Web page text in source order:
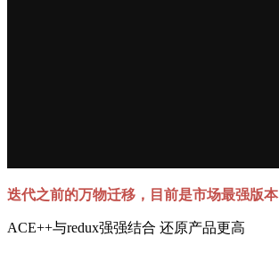
迭代之前的万物迁移，目前是市场最强版本
ACE++与redux强强结合 还原产品更高